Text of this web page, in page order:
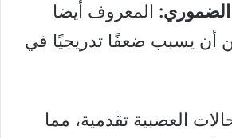
الضموري: المعروف أيضا
أن يسبب ضعفًا تدريجيًا في
العصبية تقدمية، مما